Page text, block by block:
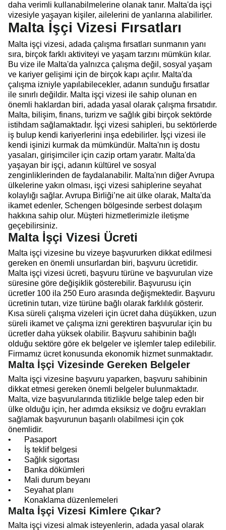
daha verimli kullanabilmelerine olanak tanır. Malta'da işçi
vizesiyle yaşayan kişiler, ailelerini de yanlarına alabilirler.
Malta İşçi Vizesi Fırsatları
Malta işçi vizesi, adada çalışma fırsatları sunmanın yanı
sıra, birçok farklı aktiviteyi ve yaşam tarzını mümkün kılar.
Bu vize ile Malta'da yalnızca çalışma değil, sosyal yaşam
ve kariyer gelişimi için de birçok kapı açılır. Malta'da
çalışma izniyle yapılabilecekler, adanın sunduğu fırsatlar
ile sınırlı değildir. Malta işçi vizesi ile sahip olunan en
önemli haklardan biri, adada yasal olarak çalışma fırsatıdır.
Malta, bilişim, finans, turizm ve sağlık gibi birçok sektörde
istihdam sağlamaktadır. İşçi vizesi sahipleri, bu sektörlerde
iş bulup kendi kariyerlerini inşa edebilirler. İşçi vizesi ile
kendi işinizi kurmak da mümkündür. Malta'nın iş dostu
yasaları, girişimciler için cazip ortam yaratır. Malta'da
yaşayan bir işçi, adanın kültürel ve sosyal
zenginliklerinden de faydalanabilir. Malta'nın diğer Avrupa
ülkelerine yakın olması, işçi vizesi sahiplerine seyahat
kolaylığı sağlar. Avrupa Birliği’ne ait ülke olarak, Malta'da
ikamet edenler, Schengen bölgesinde serbest dolaşım
hakkına sahip olur. Müşteri hizmetlerimizle iletişme
geçebilirsiniz.
Malta İşçi Vizesi Ücreti
Malta işçi vizesine bu vizeye başvururken dikkat edilmesi
gereken en önemli unsurlardan biri, başvuru ücretidir.
Malta işçi vizesi ücreti, başvuru türüne ve başvurulan vize
süresine göre değişiklik gösterebilir. Başvurusu için
ücretler 100 ila 250 Euro arasında değişmektedir. Başvuru
ücretinin tutarı, vize türüne bağlı olarak farklılık gösterir.
Kısa süreli çalışma vizeleri için ücret daha düşükken, uzun
süreli ikamet ve çalışma izni gerektiren başvurular için bu
ücretler daha yüksek olabilir. Başvuru sahibinin bağlı
olduğu sektöre göre ek belgeler ve işlemler talep edilebilir.
Firmamız ücret konusunda ekonomik hizmet sunmaktadır.
Malta İşçi Vizesinde Gereken Belgeler
Malta işçi vizesine başvuru yaparken, başvuru sahibinin
dikkat etmesi gereken önemli belgeler bulunmaktadır.
Malta, vize başvurularında titizlikle belge talep eden bir
ülke olduğu için, her adımda eksiksiz ve doğru evrakları
sağlamak başvurunun başarılı olabilmesi için çok
önemlidir.
•
Pasaport
•
İş teklif belgesi
•
Sağlık sigortası
•
Banka dökümleri
•
Mali durum beyanı
•
Seyahat planı
•
Konaklama düzenlemeleri
Malta İşçi Vizesi Kimlere Çıkar?
Malta işçi vizesi almak isteyenlerin, adada yasal olarak